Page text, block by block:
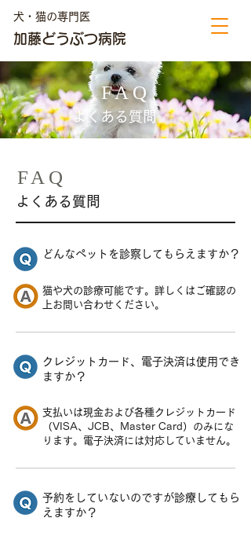
犬・猫の専門医
加藤どうぶつ病院
FAQ
よくある質問
FAQ
よくある質問
どんなペットを診察してもらえますか？
猫や犬の診療可能です。詳しくはご確認の
上お問い合わせください。
クレジットカード、電子決済は使用でき
ますか？
支払いは現金および各種クレジットカード
（VISA、JCB、Master Card）のみにな
ります。電子決済には対応していません。
予約をしていないのですが診療してもら
えますか？